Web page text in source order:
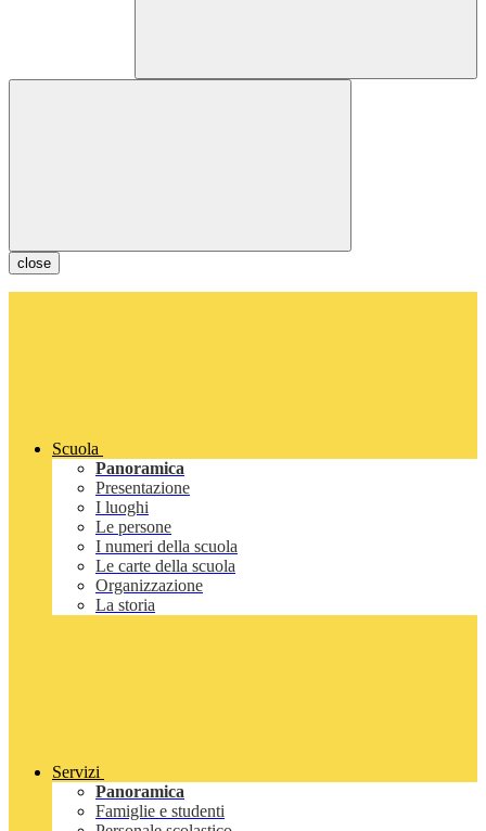
close
Scuola
Panoramica
Presentazione
I luoghi
Le persone
I numeri della scuola
Le carte della scuola
Organizzazione
La storia
Servizi
Panoramica
Famiglie e studenti